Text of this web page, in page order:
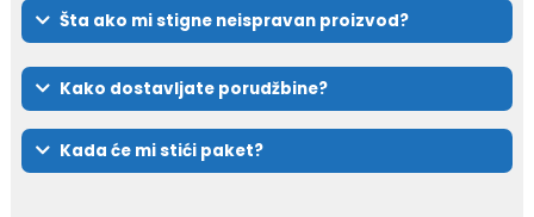
Šta ako mi stigne neispravan proizvod?
Kako dostavljate porudžbine?
Kada će mi stići paket?